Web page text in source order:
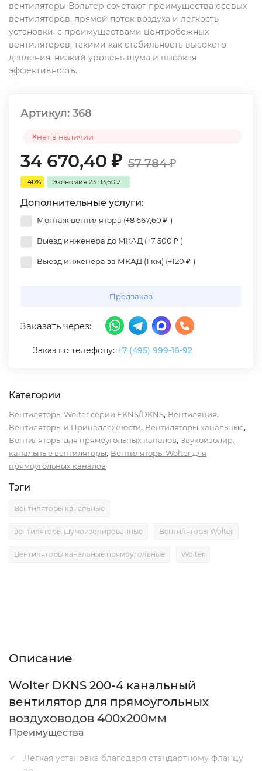
вентиляторы Вольтер сочетают преимущества осевых
вентиляторов, прямой поток воздуха и легкость
установки, с преимуществами центробежных
вентиляторов, такими как стабильность высокого
давления, низкий уровень шума и высокая
эффективность.
Артикул: 368
нет в наличии
34 670,40 ₽ 57 784₽
- 40% Экономия 23 113,60 ₽
Дополнительные услуги:
Монтаж вентилятора (+8 667,60 ₽ )
Выезд инженера до МКАД (+7 500 ₽ )
Выезд инженера за МКАД (1 км) (+120 ₽ )
Предзаказ
Заказать через:
Заказ по телефону: +7 (495) 999-16-92
Категории
Вентиляторы Wolter серии EKNS/DKNS, Вентиляция,
Вентиляторы и Принадлежности, Вентиляторы канальные,
Вентиляторы для прямоугольных каналов, Звукоизолир.
канальные вентиляторы, Вентиляторы Wolter для
прямоугольных каналов
Тэги
Вентиляторы канальные
вентиляторы шумоизолированные Вентиляторы Wolter
Вентиляторы канальные прямоугольные Wolter
Описание
Wolter DKNS 200-4 канальный
вентилятор для прямоугольных
воздуховодов 400х200мм
Преимущества
Легкая установка благодаря стандартному фланцу